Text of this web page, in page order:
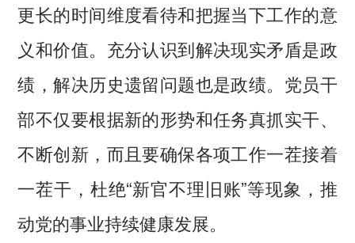
更长的时间维度看待和把握当下工作的意
义和价值。充分认识到解决现实矛盾是政
绩，解决历史遗留问题也是政绩。党员干
部不仅要根据新的形势和任务真抓实干、
不断创新，而且要确保各项工作一茬接着
一茬干，杜绝“新官不理旧账”等现象，推
动党的事业持续健康发展。